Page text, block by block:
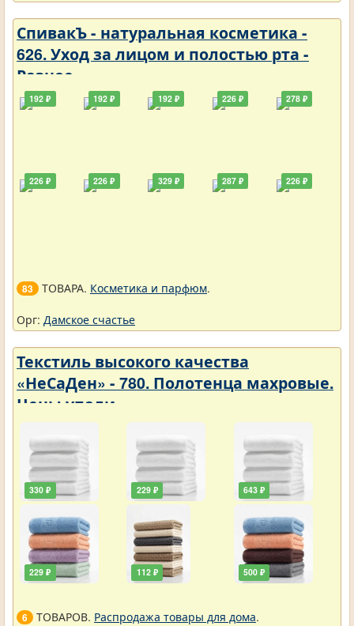
СпивакЪ - натуральная косметика -
626. Уход за лицом и полостью рта -
Разное
192 ₽
226 ₽
192 ₽
226 ₽
192 ₽
329 ₽
226 ₽
287 ₽
278 ₽
226 ₽
83 ТОВАРА. Косметика и парфюм.
Орг: Дамское счастье
Текстиль высокого качества
«НеСаДен» - 780. Полотенца махровые.
Цены упали
330 ₽
229 ₽
229 ₽
112 ₽
643 ₽
500 ₽
6 ТОВАРОВ. Распродажа товары для дома.